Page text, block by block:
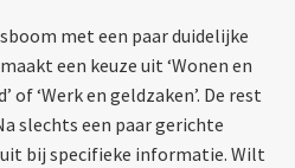
met een paar duidelijke
een keuze uit ‘Wonen en
of ‘Werk en geldzaken’. De rest
slechts een paar gerichte
bij specifieke informatie. Wilt